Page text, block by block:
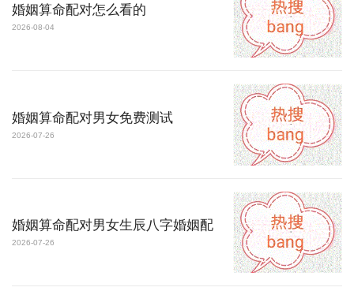
婚姻算命配对怎么看的
2026-08-04
婚姻算命配对男女免费测试
2026-07-26
婚姻算命配对男女生辰八字婚姻配
2026-07-26